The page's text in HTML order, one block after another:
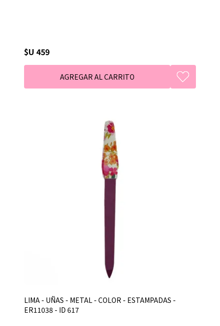
$U 459
LIMA - UÑAS - METAL - COLOR - ESTAMPADAS -
ER11038 - ID 617